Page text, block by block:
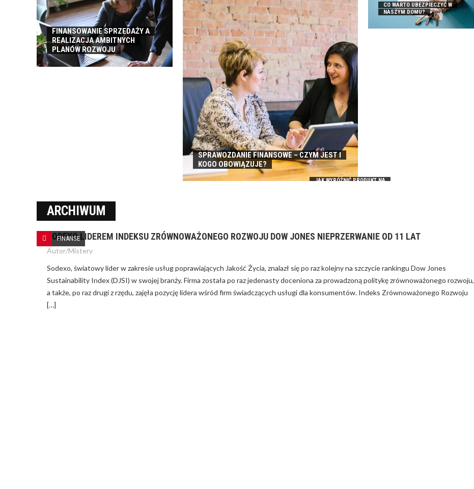
FINANSOWANIE SPRZEDAŻY A
REALIZACJA AMBITNYCH
PLANÓW ROZWOJU
SPRAWOZDANIE FINANSOWE – CZYM JEST I
KOGO OBOWIĄZUJE?
CO WARTO UBEZPIECZYĆ W
NASZYM DOMU?
NA CZYM POLEGA KREDYT Z
GWARANCJĄ DE MINIMIS?
JAK ZARZĄDZAĆ WYDATKAMI
ZA PALIWO W FIRMIE?
JAK WYRÓŻNIĆ PRODUKT NA
ARCHIWUM
FINANSE
SODEXO LIDEREM INDEKSU ZRÓWNOWAŻONEGO ROZWOJU DOW JONES NIEPRZERWANIE OD 11 LAT
Autor/Mistery
Sodexo, światowy lider w zakresie usług poprawiających Jakość Życia, znalazł się po raz kolejny na szczycie rankingu Dow Jones
Sustainability Index (DJSI) w swojej branży. Firma została po raz jedenasty doceniona za prowadzoną politykę zrównoważonego rozwoju,
a także, po raz drugi z rzędu, zajęła pozycję lidera wśród firm świadczących usługi dla konsumentów. Indeks Zrównoważonego Rozwoju
[…]